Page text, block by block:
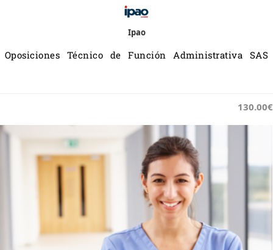
Ipao
Oposiciones Técnico de Función Administrativa SAS
130.00€